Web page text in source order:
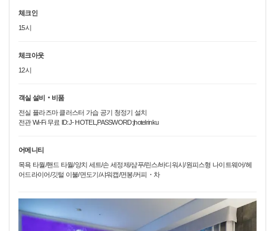
체크인
15시
체크아웃
12시
객실 설비‧비품
전실 플라즈마 클러스터 가습 공기 청정기 설치
전관 Wi-Fi 무료 ID:J- HOTEL,PASSWORD:jhotelrinku
어메니티
목욕 타월/핸드 타월/양치 세트/손 세정제/샴푸/린스/바디워시/원피스형 나이트웨어/헤
어드라이어/깃털 이불/면도기/샤워캡/면봉/커피・차